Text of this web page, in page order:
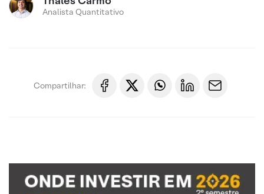
Analista Quantitativo
Compartilhar: